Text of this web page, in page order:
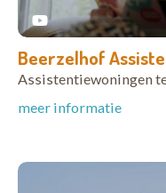
Beerzelhof
Assistentiewoningen
meer informatie